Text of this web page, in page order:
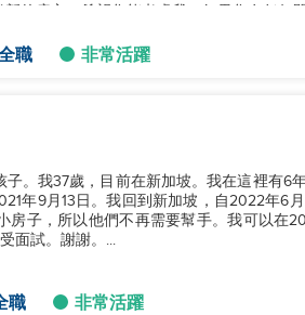
職 非常活躍
。我37歲，目前在新加坡。我在這裡有6
年9月13日。我回到新加坡，自2022年6
房子，所以他們不再需要幫手。我可以在
面試。謝謝。...
職 非常活躍